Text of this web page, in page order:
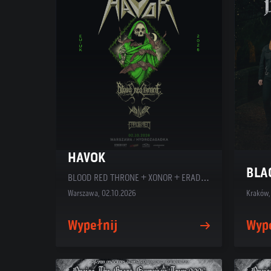
HAVOK
BLOOD RED THRONE + XONOR + ERADIKATED
Warszawa, 02.10.2026
Wypełnij